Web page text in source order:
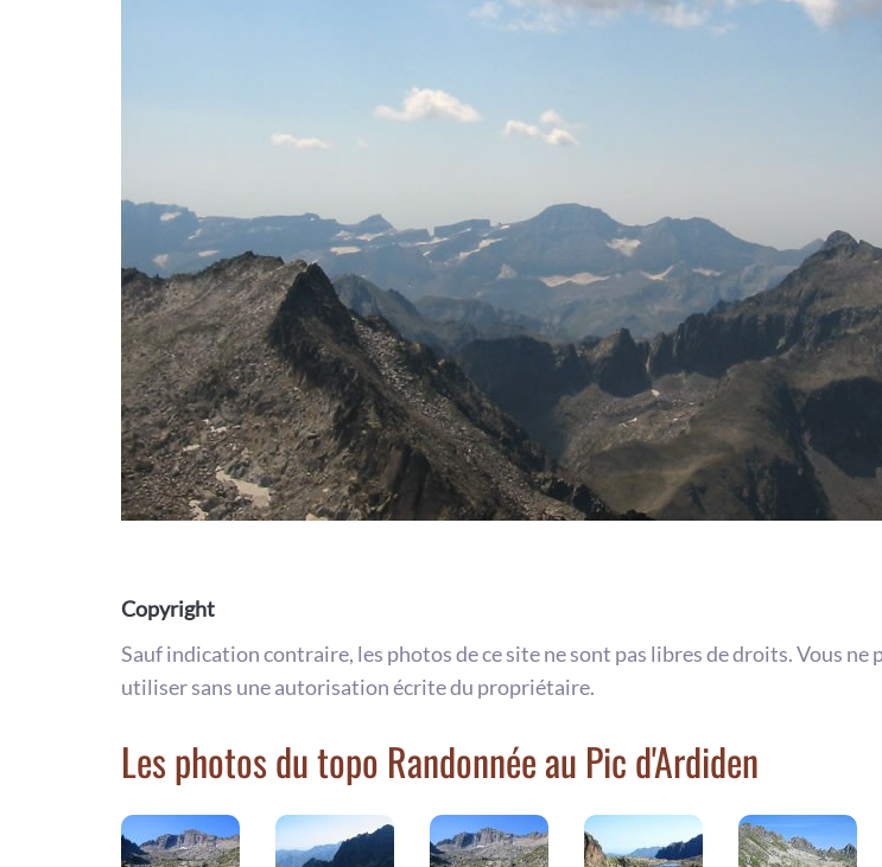
Copyright
Sauf indication contraire, les photos de ce site ne sont pas libres de droits. Vous ne
utiliser sans une autorisation écrite du propriétaire.
Les photos du topo Randonnée au Pic d'Ardiden